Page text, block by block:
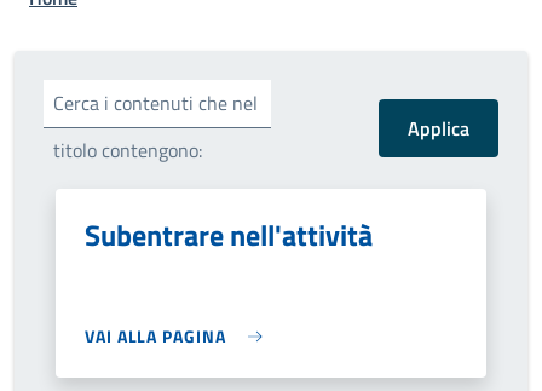
Cerca i contenuti che nel
titolo contengono:
Subentrare nell'attività
VAI ALLA PAGINA